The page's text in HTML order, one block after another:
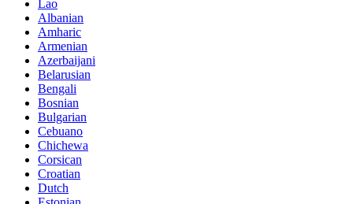
Lao
Albanian
Amharic
Armenian
Azerbaijani
Belarusian
Bengali
Bosnian
Bulgarian
Cebuano
Chichewa
Corsican
Croatian
Dutch